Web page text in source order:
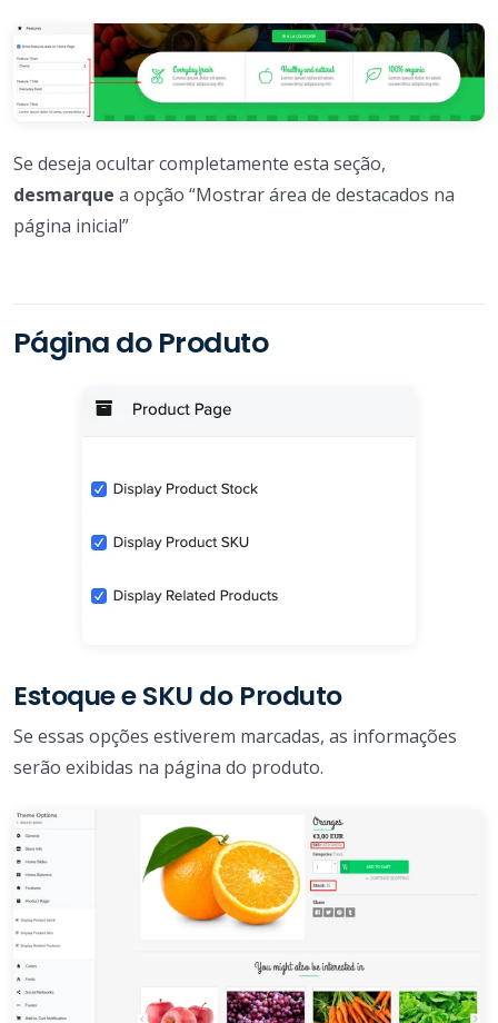
Se deseja ocultar completamente esta seção,
desmarque a opção “Mostrar área de destacados na
página inicial”
Página do Produto
Estoque e SKU do Produto
Se essas opções estiverem marcadas, as informações
serão exibidas na página do produto.